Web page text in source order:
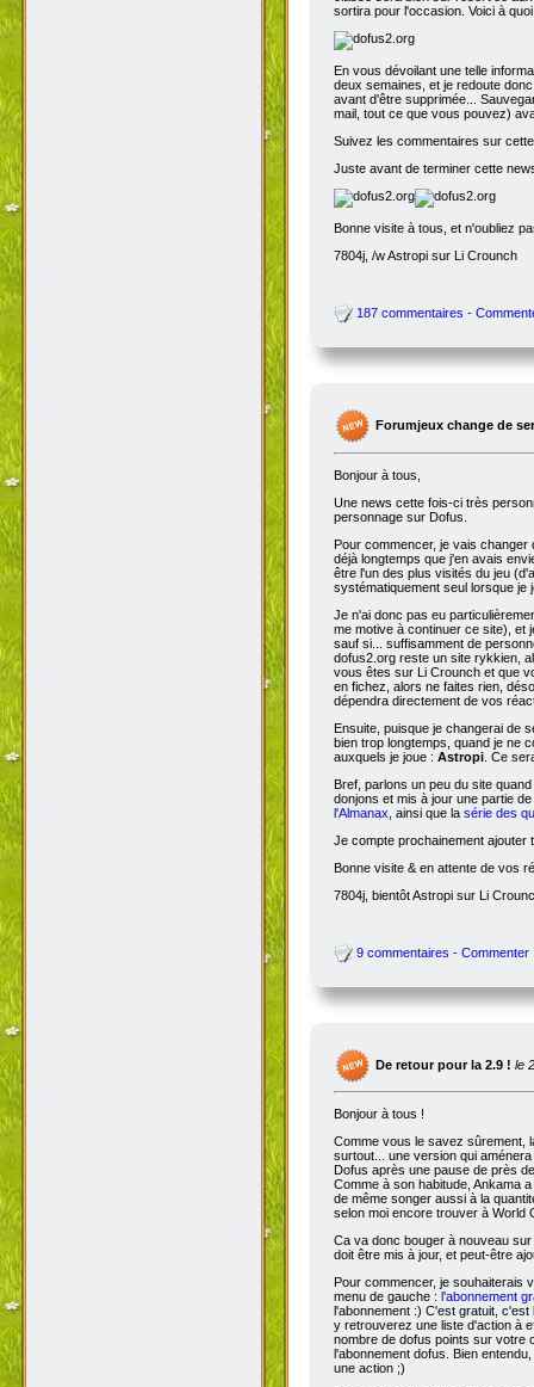
sortira pour l'occasion. Voici à
En vous dévoilant une telle
deux semaines, et je redoute
avant d'être supprimée...
mail, tout ce que vous pouvez)
Suivez les commentaires sur
Juste avant de terminer cette
Bonne visite à tous, et n'oubliez
7804j, /w Astropi sur Li Crounch
187 commentaires -
Forumjeux change de
Bonjour à tous,
Une news cette fois-ci très
personnage sur Dofus.
Pour commencer, je vais
déjà longtemps que j'en avais
être l'un des plus visités du jeu
systématiquement seul lorsque je
Je n'ai donc pas eu
me motive à continuer ce site), et
sauf si... suffisamment de
dofus2.org reste un site rykkien,
vous êtes sur Li Crounch et que
en fichez, alors ne faites rien,
dépendra directement de vos
Ensuite, puisque je changerai de
bien trop longtemps, quand je ne
auxquels je joue : Astropi . Ce
Bref, parlons un peu du site
donjons et mis à jour une partie
l'Almanax , ainsi que la série des
Je compte prochainement ajouter
Bonne visite & en attente de vos
7804j, bientôt Astropi sur Li
9 commentaires - Commenter
De retour pour la 2.9 ! le
Bonjour à tous !
Comme vous le savez sûrement,
surtout... une version qui
Dofus après une pause de près
Comme à son habitude, Ankama
de même songer aussi à la
selon moi encore trouver à World
Ca va donc bouger à nouveau
doit être mis à jour, et peut-être
Pour commencer, je
menu de gauche : l'abonnement
l'abonnement :) C'est gratuit,
y retrouverez une liste d'action à
nombre de dofus points sur votre
l'abonnement dofus. Bien
une action ;)